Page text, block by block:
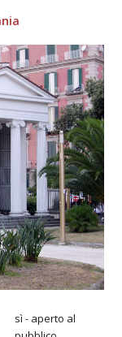
sì - aperto al